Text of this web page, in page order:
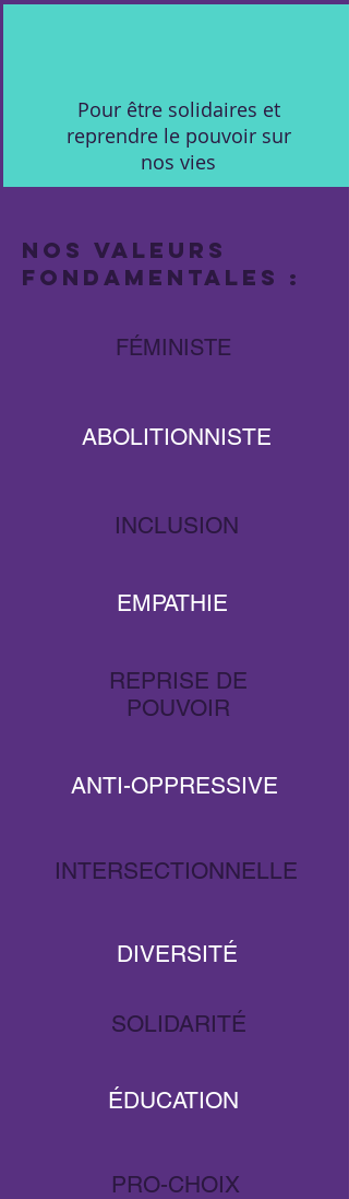
Pour être solidaires et
reprendre le pouvoir sur
nos vies
Nos valeurs
fondamentales :
FÉMINISTE
ABOLITIONNISTE
INCLUSION
EMPATHIE
REPRISE DE
POUVOIR
ANTI-OPPRESSIVE
INTERSECTIONNELLE
DIVERSITÉ
SOLIDARITÉ
ÉDUCATION
PRO-CHOIX